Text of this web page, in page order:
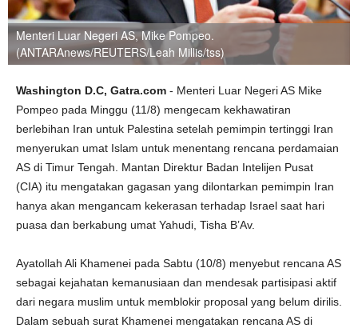
Menteri Luar Negeri AS, Mike Pompeo.
(ANTARAnews/REUTERS/Leah Millis/tss)
Washington D.C, Gatra.com - Menteri Luar Negeri AS Mike
Pompeo pada Minggu (11/8) mengecam kekhawatiran
berlebihan Iran untuk Palestina setelah pemimpin tertinggi Iran
menyerukan umat Islam untuk menentang rencana perdamaian
AS di Timur Tengah. Mantan Direktur Badan Intelijen Pusat
(CIA) itu mengatakan gagasan yang dilontarkan pemimpin Iran
hanya akan mengancam kekerasan terhadap Israel saat hari
puasa dan berkabung umat Yahudi, Tisha B’Av.
Ayatollah Ali Khamenei pada Sabtu (10/8) menyebut rencana AS
sebagai kejahatan kemanusiaan dan mendesak partisipasi aktif
dari negara muslim untuk memblokir proposal yang belum dirilis.
Dalam sebuah surat Khamenei mengatakan rencana AS di